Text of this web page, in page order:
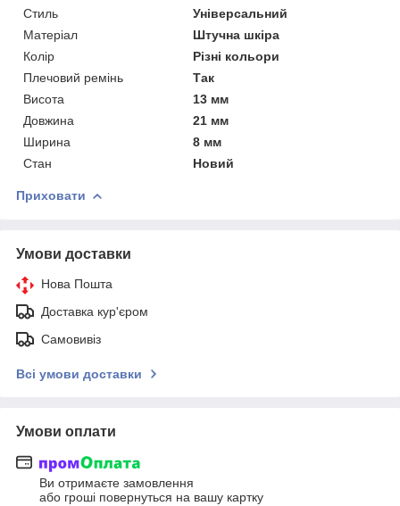
Стиль
Універсальний
Матеріал
Штучна шкіра
Колір
Різні кольори
Плечовий ремінь
Так
Висота
13 мм
Довжина
21 мм
Ширина
8 мм
Стан
Новий
Приховати
Умови доставки
Нова Пошта
Доставка кур'єром
Самовивіз
Всі умови доставки
Умови оплати
Ви отримаєте замовлення
або гроші повернуться на вашу картку